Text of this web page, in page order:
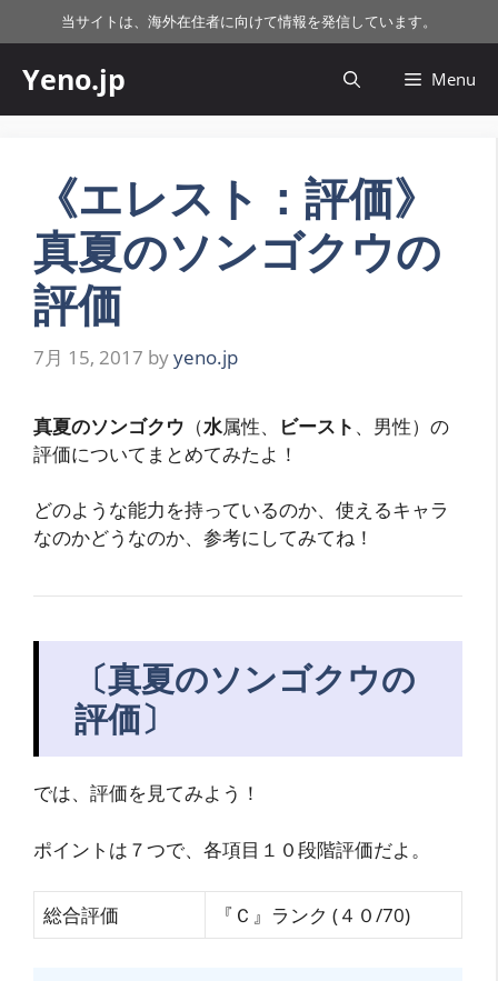
ン
ツ
当サイトは、海外在住者に向けて情報を発信しています。
Yeno.jp Menu
《エレスト：評価》
真夏のソンゴクウの
評価
7月 15, 2017 byyeno.jp
真夏のソンゴクウ （水属性、 ビースト 、男性）の
評価についてまとめてみたよ！
どのような能力を持っているのか、使えるキャラ
なのかどうなのか、参考にしてみてね！
〔真夏のソンゴクウの
評価〕
では、評価を見てみよう！
ポイントは７つで、各項目１０段階評価だよ。
総合評価 『Ｃ』ランク (４０/70)